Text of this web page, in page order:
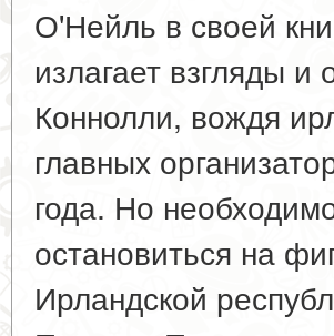
О'Нейль в своей
излагает взгляды
Коннолли, вождя
главных
года. Но
остановиться на
Ирландской